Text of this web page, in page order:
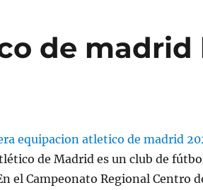
de madrid
de Madrid es un club de
el Campeonato Regional Centro